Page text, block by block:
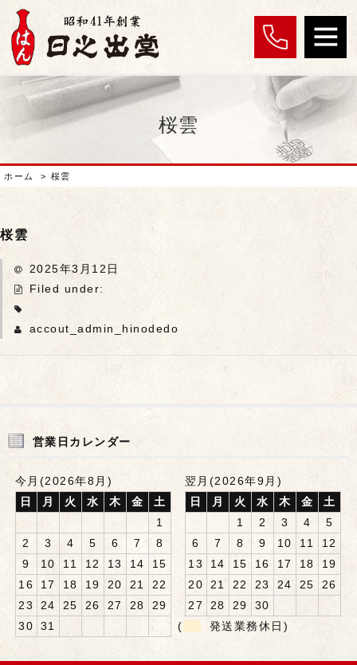
桜雲
ホーム > 桜雲
桜雲
2025年3月12日
Filed under:
accout_admin_hinodedo
営業日カレンダー
今月(2026年8月)
日
月 火 水 木 金
土
1
2
3 4 5 6 7
8
9
10 11 12 13 14
15
16
17 18 19 20 21
22
23
24 25 26 27 28
29
30
31
翌月(2026年9月)
日
月 火 水 木 金
土
1
2 3 4
5
6
7 8 9 10 11
12
13
14 15 16 17 18
19
20
21 22 23 24 25
26
27
28 29
30
(
発送業務休日)